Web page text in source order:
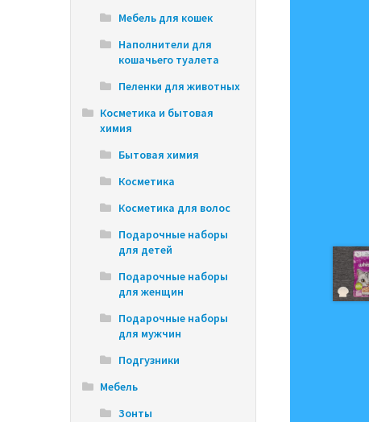
Мебель для кошек
Наполнители для
кошачьего туалета
Пеленки для животных
Косметика и бытовая
химия
Бытовая химия
Косметика
Косметика для волос
Подарочные наборы
для детей
Подарочные наборы
для женщин
Подарочные наборы
для мужчин
Подгузники
Мебель
Зонты